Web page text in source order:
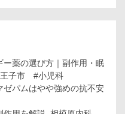
ー薬の選び方｜副作用・眠
子市 #小児科
ゼパムはやや強めの抗不安